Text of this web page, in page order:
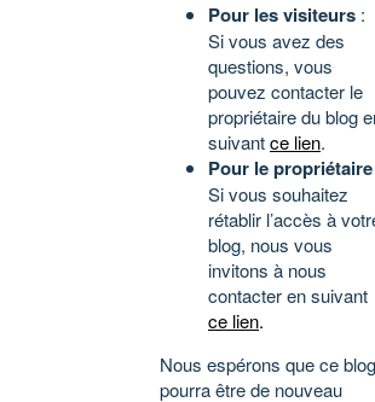
Pour les visiteurs :
Si vous avez des
questions, vous
pouvez contacter le
propriétaire du blog
suivantce lien.
Pour le propriétaire
Si vous souhaitez
rétablir l’accès à
blog, nous vous
invitons à nous
contacter en suivant
ce lien.
Nous espérons que ce blog
pourra être de nouveau